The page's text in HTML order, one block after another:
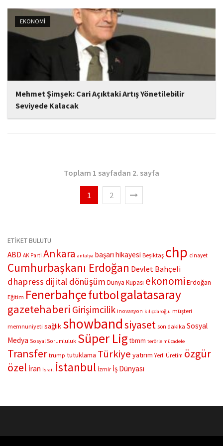
üretim ve ihracat adetleri ile pazar verilerini açıkladı.
EKONOMİ
Mehmet Şimşek: Cari Açıktaki Artış Yönetilebilir
Seviyede Kalacak
Hazine ve Maliye Bakanı Mehmet Şimşek, Bu yıl enerji ve enerji
Toplam 1 sayfadan 2. sayfa
1 2
ETİKET BULUTU
ABD AK Parti Ankara antalya başarı hikayesi Beşiktaş chp cinayet
Cumhurbaşkanı Erdoğan Devlet Bahçeli
dhapress dijital dönüşüm Dünya Kupası ekonomi Erdoğan
Eğitim Fenerbahçefutbolgalatasaray
gazetehaberi Girişimcilik inovasyon kılıçdaroğlu müşteri
memnuniyeti sağlık showbandsiyaset son dakika Sosyal
Medya Sosyal Sorumluluk Süper Lig tbmm terörle mücadele
Transfer trump tutuklama Türkiye yatırım Yerli Üretim özgür
özel İran İsrail İstanbul İzmir İş Dünyası